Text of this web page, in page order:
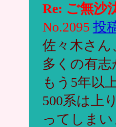
Re: ご無沙
No.2095 投
佐々木さん
多くの有
もう5年以
500系は上
ってしま